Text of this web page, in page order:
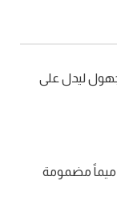
ليدل على
ميماً مضمومة